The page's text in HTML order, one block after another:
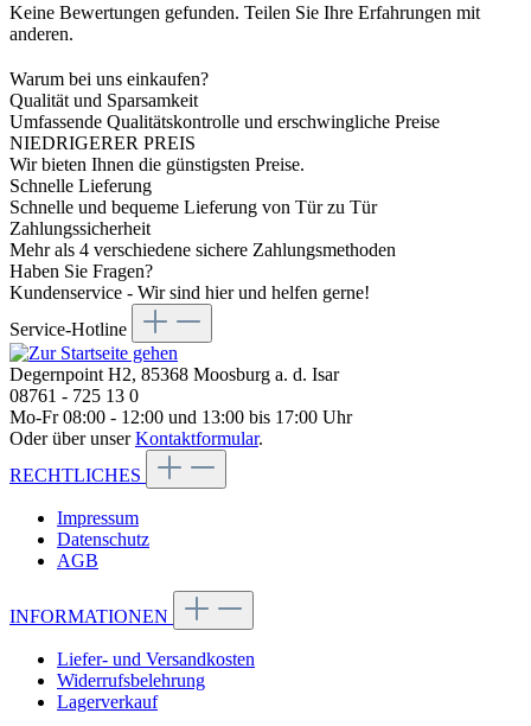
Keine Bewertungen gefunden. Teilen Sie Ihre Erfahrungen mit
anderen.
Warum bei uns einkaufen?
Qualität und Sparsamkeit
Umfassende Qualitätskontrolle und erschwingliche Preise
NIEDRIGERER PREIS
Wir bieten Ihnen die günstigsten Preise.
Schnelle Lieferung
Schnelle und bequeme Lieferung von Tür zu Tür
Zahlungssicherheit
Mehr als 4 verschiedene sichere Zahlungsmethoden
Haben Sie Fragen?
Kundenservice - Wir sind hier und helfen gerne!
Service-Hotline
Degernpoint H2, 85368 Moosburg a. d. Isar
08761 - 725 13 0
Mo-Fr 08:00 - 12:00 und 13:00 bis 17:00 Uhr
Oder über unserKontaktformular.
RECHTLICHES
Impressum
Datenschutz
AGB
INFORMATIONEN
Liefer- und Versandkosten
Widerrufsbelehrung
Lagerverkauf